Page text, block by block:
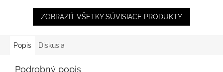
ZOBRAZIŤ VŠETKY SÚVISIACE PRODUKTY
Popis Diskusia
Podrobný popis